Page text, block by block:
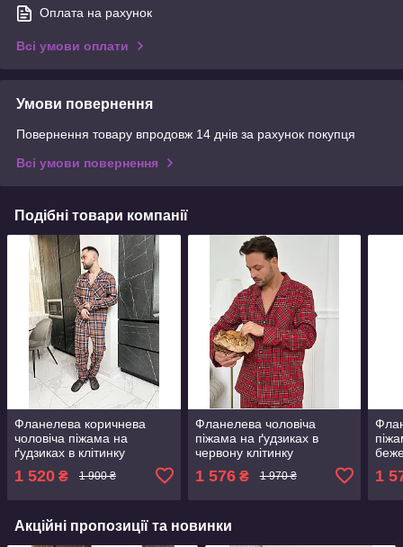
Оплата на рахунок
Всі умови оплати
Умови повернення
Повернення товару впродовж 14 днів за рахунок покупця
Всі умови повернення
Подібні товари компанії
Фланелева коричнева
чоловіча піжама на
ґудзиках в клітинку
1 520 ₴ 1 900 ₴
Фланелева чоловіча
піжама на ґудзиках в
червону клітинку
1 576₴ 1 970 ₴ 1
Акційні пропозиції та новинки